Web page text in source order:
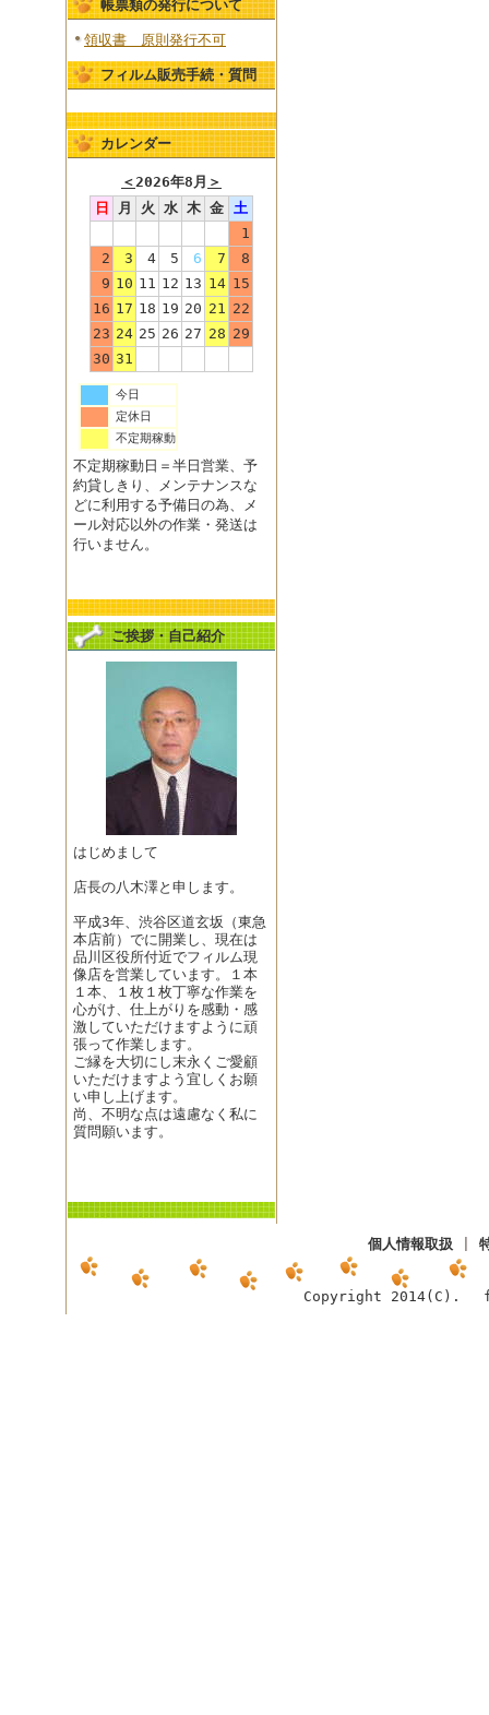
帳票類の発行について
領収書 原則発行不可
フィルム販売手続・質問
カレンダー
＜2026年8月 ＞
日
月 火 水 木 金 土
1
2
3 4 5 6 7
8
9 10 11 12 13 14 15
16 17 18 19 20 21 22
23 24 25 26 27 28 29
30 31
今日
定休日
不定期稼動
不定期稼動日＝半日営業、予
約貸しきり、メンテナンスな
どに利用する予備日の為、メ
ール対応以外の作業・発送は
行いません。
ご挨拶・自己紹介
はじめまして
店長の八木澤と申します。
平成3年、渋谷区道玄坂（東急
本店前）でに開業し、現在は
品川区役所付近でフィルム現
像店を営業しています。１本
１本、１枚１枚丁寧な作業を
心がけ、仕上がりを感動・感
激していただけますように頑
張って作業します。
ご縁を大切にし末永くご愛顧
いただけますよう宜しくお願
い申し上げます。
尚、不明な点は遠慮なく私に
質問願います。
個人情報取扱
Copyright 2014(C).